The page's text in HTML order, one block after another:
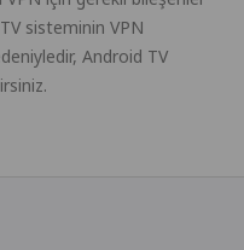
sisteminin VPN
Android TV